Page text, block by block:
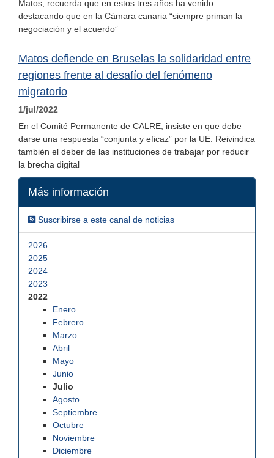
Matos, recuerda que en estos tres años ha venido
destacando que en la Cámara canaria “siempre priman la
negociación y el acuerdo”
Matos defiende en Bruselas la solidaridad entre
regiones frente al desafío del fenómeno
migratorio
1/jul/2022
En el Comité Permanente de CALRE, insiste en que debe
darse una respuesta “conjunta y eficaz” por la UE. Reivindica
también el deber de las instituciones de trabajar por reducir
la brecha digital
Más información
Suscribirse a este canal de noticias
2026
2025
2024
2023
2022
Enero
Febrero
Marzo
Abril
Mayo
Junio
Julio
Agosto
Septiembre
Octubre
Noviembre
Diciembre